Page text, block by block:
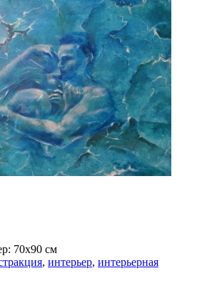
70х90 см
, интерьер, интерьерная